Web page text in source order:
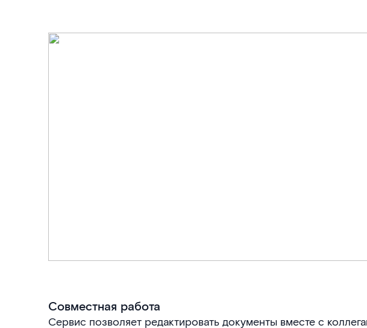
Совместная работа
Сервис позволяет редактировать документы вместе с